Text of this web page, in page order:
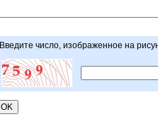
Введите число, изображенное на